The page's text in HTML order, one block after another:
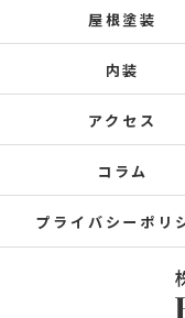
屋根塗装
内装
アクセス
コラム
プライバシーポリ